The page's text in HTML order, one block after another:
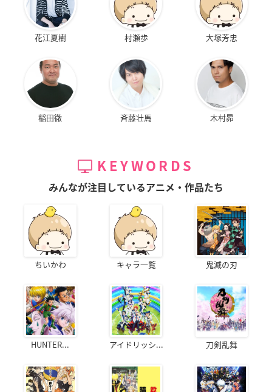
花江夏樹 村瀬歩 大塚芳忠
稲田徹 斉藤壮馬 木村昴
KEYWORDS
みんなが注目しているアニメ・作品たち
ちいかわ キャラ一覧 鬼滅の刃
HUNTER... アイドリッシ... 刀剣乱舞